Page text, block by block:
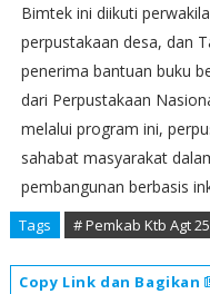
Bimtek ini diikuti
perpustakaan desa, dan
penerima bantuan buku
dari Perpustakaan
melalui program ini,
sahabat masyarakat
pembangunan berbasis
Tags # Pemkab Ktb Agt 25
Copy Link dan Bagikan